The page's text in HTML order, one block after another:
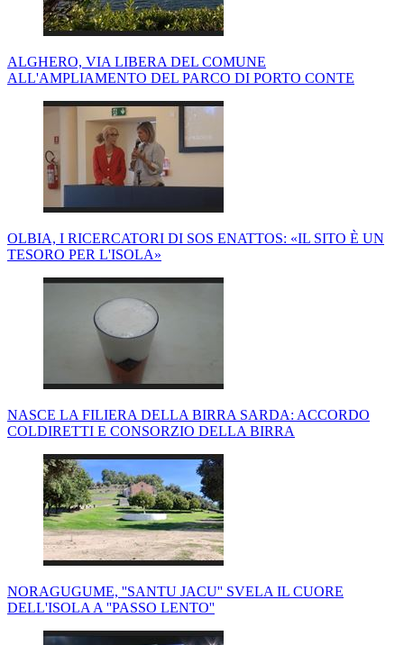
ALGHERO, VIA LIBERA DEL COMUNE
ALL'AMPLIAMENTO DEL PARCO DI PORTO CONTE
OLBIA, I RICERCATORI DI SOS ENATTOS: «IL SITO È UN
TESORO PER L'ISOLA»
NASCE LA FILIERA DELLA BIRRA SARDA: ACCORDO
COLDIRETTI E CONSORZIO DELLA BIRRA
NORAGUGUME, ''SANTU JACU'' SVELA IL CUORE
DELL'ISOLA A ''PASSO LENTO''